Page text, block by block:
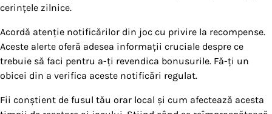
cerințele zilnice.
Acordă atenție notificărilor din joc cu privire la recompense.
Aceste alerte oferă adesea informații cruciale despre ce
trebuie să faci pentru a-ți revendica bonusurile. Fă-ți un
obicei din a verifica aceste notificări regulat.
Fii conștient de fusul tău orar local și cum afectează acesta